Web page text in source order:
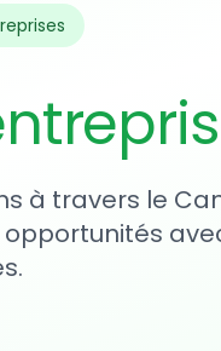
à travers le